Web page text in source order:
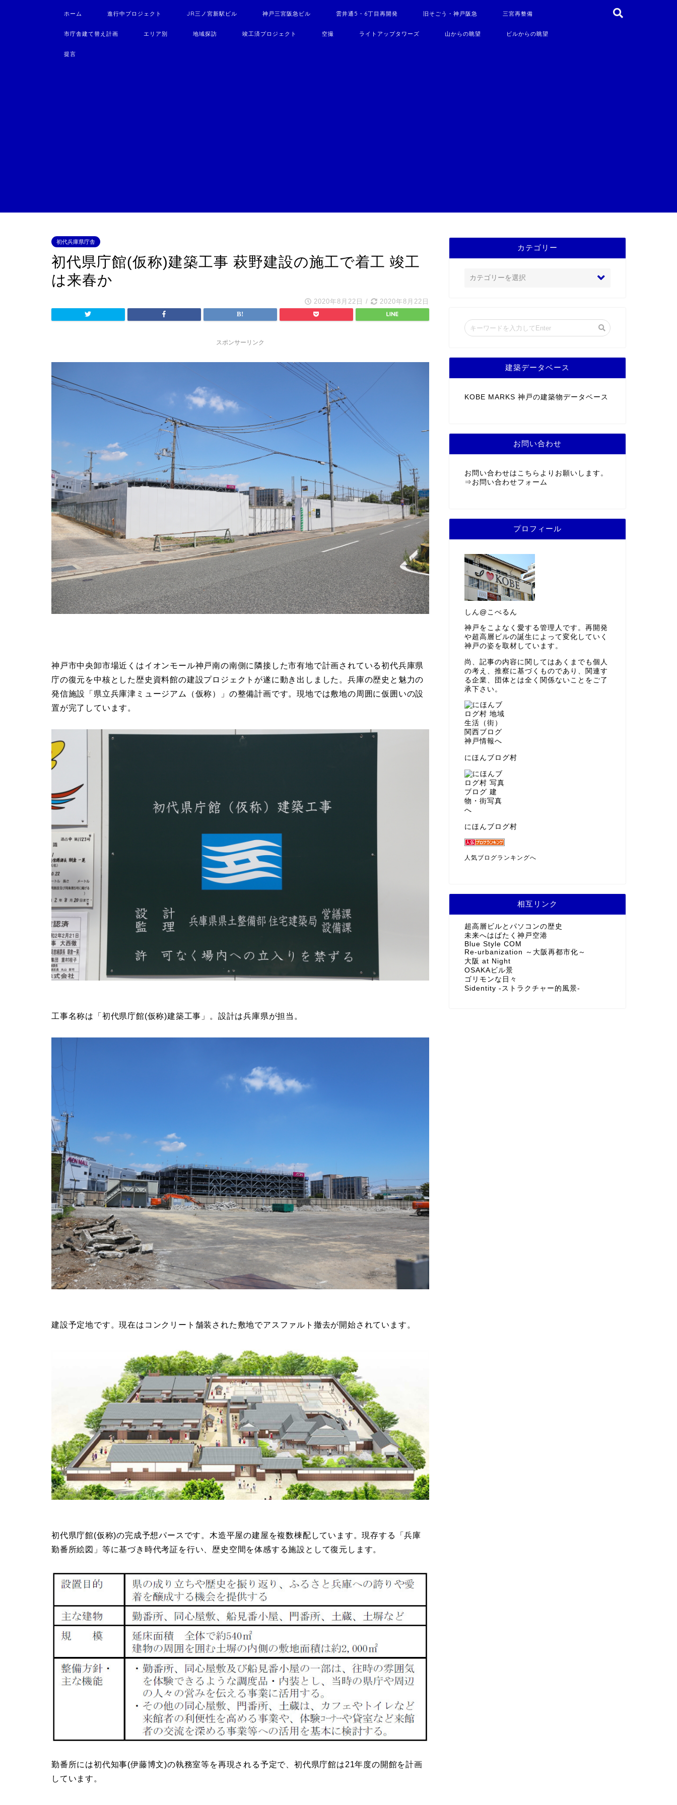
ホーム 進行中プロジェクト JR三ノ宮新駅ビル 神戸三宮阪急ビル 雲井通5・6丁目再開発 旧そごう・神戸阪急 三宮再整備
市庁舎建て替え計画 エリア別 地域探訪 竣工済プロジェクト 空撮 ライトアップタワーズ 山からの眺望 ビルからの眺望
提言
初代兵庫県庁舎
初代県庁館(仮称)建築工事 萩野建設の施工で着工 竣工
は来春か
2020年8月22日 / 2020年8月22日
スポンサーリンク
神戸市中央卸市場近くはイオンモール神戸南の南側に隣接した市有地で計画されている初代兵庫県
庁の復元を中核とした歴史資料館の建設プロジェクトが遂に動き出しました。兵庫の歴史と魅力の
発信施設「県立兵庫津ミュージアム（仮称）」の整備計画です。現地では敷地の周囲に仮囲いの設
置が完了しています。
工事名称は「初代県庁館(仮称)建築工事」。設計は兵庫県が担当。
建設予定地です。現在はコンクリート舗装された敷地でアスファルト撤去が開始されています。
初代県庁館(仮称)の完成予想パースです。木造平屋の建屋を複数棟配しています。現存する「兵庫
勤番所絵図」等に基づき時代考証を行い、歴史空間を体感する施設として復元します。
勤番所には初代知事(伊藤博文)の執務室等を再現される予定で、初代県庁館は21年度の開館を計画
しています。
カテゴリー
建築データベース
KOBE MARKS 神戸の建築物データベース
お問い合わせ
お問い合わせはこちらよりお願いします。
⇒ お問い合わせフォーム
プロフィール
しん@こべるん
神戸をこよなく愛する管理人です。再開発
や超高層ビルの誕生によって変化していく
神戸の姿を取材しています。
尚、記事の内容に関してはあくまでも個人
の考え、推察に基づくものであり、関連す
る企業、団体とは全く関係ないことをご了
承下さい。
にほんブログ村
にほんブログ村
人気ブログランキングへ
相互リンク
超高層ビルとパソコンの歴史
未来へはばたく神戸空港
Blue Style COM
Re-urbanization ～大阪再都市化～
大阪 at Night
OSAKAビル景
ゴリモンな日々
Sidentity -ストラクチャー的風景-